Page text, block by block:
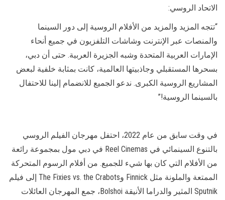
الاتحاد الروسي:
“تتجه المزيد والمزيد من الأفلام الروسية إلى دور السينما
والمنصات عبر الإنترنت وشاشات التلفزيون في جميع أنحاء
الإمارات العربية المتحدة وشبه الجزيرة العربية. حتى أن دبي،
بسحرها المستقبلي وجاذبيتها العالمية، كانت بمثابة خلفية لبعض
المشاريع الروسية الكبرى. ندعو الجميع للانضمام إلينا للاحتفال
بالسينما الروسية!”
في وقت سابق من عام 2022، احتفل مهرجان الفيلم الروسي
بالتنوع السينمائي في Reel Cinemas في دبي مول بمجموعة رائعة
من الأفلام التي كان بها شيء للجميع. من أفلام الرسوم المتحركة
الممتعة والملونة مثل Finnick وThe Fixies vs. the Crabots إلى فيلم
Sputnik المثير والدراما الأنيقة Bolshoi، جمع المهرجان العائلات